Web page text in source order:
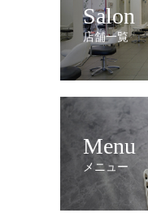
Salon
店舗一覧
Menu
メニュー